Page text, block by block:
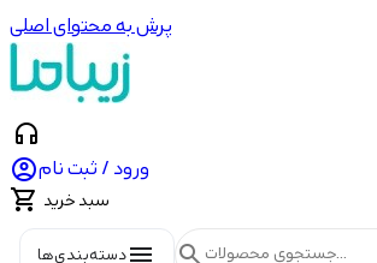
پرش به محتوای اصلی
headphones
ورود / ثبت نام
 سبد خرید
menuدسته‌بندی‌ها search